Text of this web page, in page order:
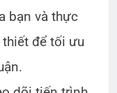
bạn và thực
để tối ưu